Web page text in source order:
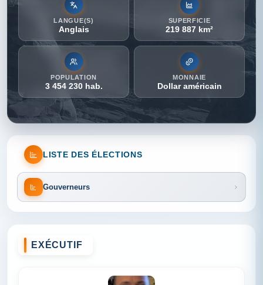
LANGUE(S)
Anglais
SUPERFICIE
219 887 km²
POPULATION
3 454 230 hab.
MONNAIE
Dollar américain
LISTE DES ÉLECTIONS
Gouverneurs
EXÉCUTIF